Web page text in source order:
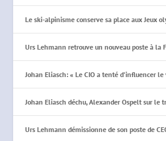
Le ski-alpinisme conserve sa place aux Jeux
Urs Lehmann retrouve un nouveau poste à la
Johan Eliasch: « Le CIO a tenté d’influencer le
Johan Eliasch déchu, Alexander Ospelt sur le
Urs Lehmann démissionne de son poste de